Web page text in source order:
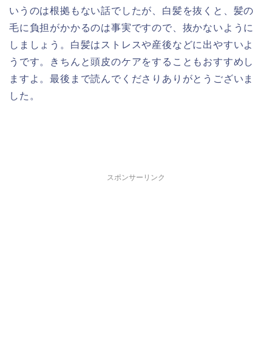
いうのは根拠もない話でしたが、白髪を抜くと、髪の
毛に負担がかかるのは事実ですので、抜かないように
しましょう。白髪はストレスや産後などに出やすいよ
うです。きちんと頭皮のケアをすることもおすすめし
ますよ。最後まで読んでくださりありがとうございま
した。
スポンサーリンク